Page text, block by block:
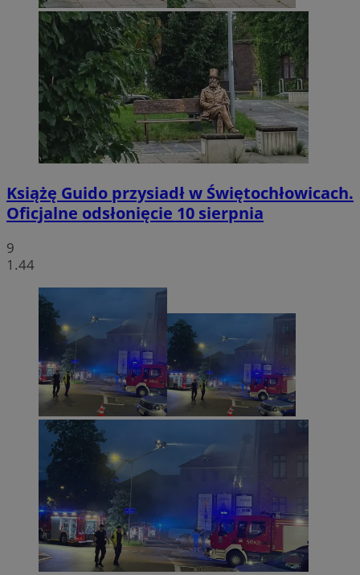
Książę Guido przysiadł w Świętochłowicach.
Oficjalne odsłonięcie 10 sierpnia
9
1.44